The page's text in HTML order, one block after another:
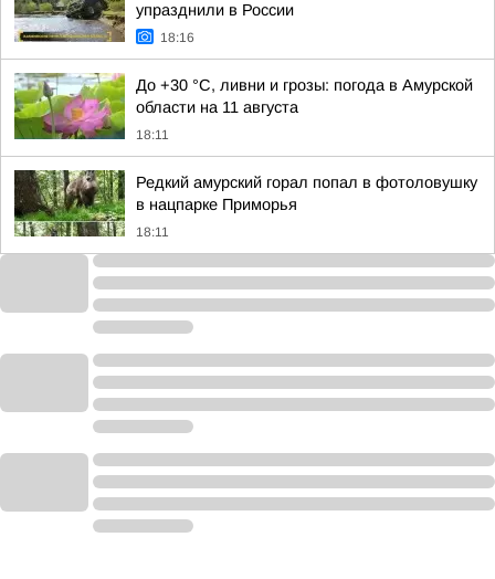
упразднили в России
18:16
До +30 °C, ливни и грозы: погода в Амурской
области на 11 августа
18:11
Редкий амурский горал попал в фотоловушку
в нацпарке Приморья
18:11